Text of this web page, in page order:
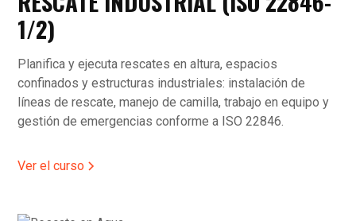
1/2)
Planifica y ejecuta rescates en altura, espacios
confinados y estructuras industriales: instalación de
líneas de rescate, manejo de camilla, trabajo en equipo y
gestión de emergencias conforme a ISO 22846.
Ver el curso